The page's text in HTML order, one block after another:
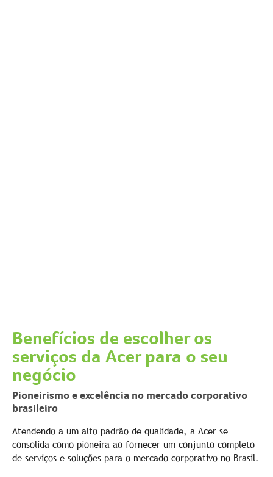
Benefícios de escolher os
serviços da Acer para o seu
negócio
Pioneirismo e excelência no mercado corporativo
brasileiro
Atendendo a um alto padrão de qualidade, a Acer se
consolida como pioneira ao fornecer um conjunto completo
de serviços e soluções para o mercado corporativo no Brasil.